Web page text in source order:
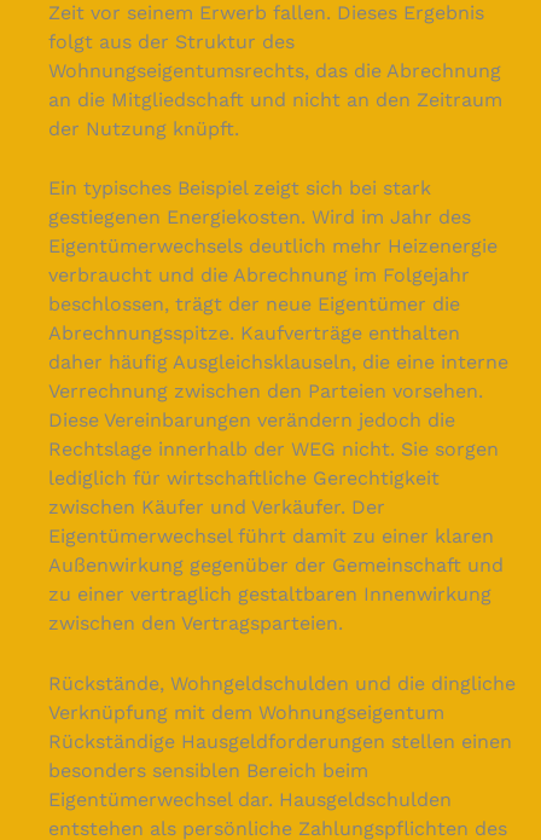
Zeit vor seinem Erwerb fallen. Dieses Ergebnis
folgt aus der Struktur des
Wohnungseigentumsrechts, das die Abrechnung
an die Mitgliedschaft und nicht an den Zeitraum
der Nutzung knüpft.
Ein typisches Beispiel zeigt sich bei stark
gestiegenen Energiekosten. Wird im Jahr des
Eigentümerwechsels deutlich mehr Heizenergie
verbraucht und die Abrechnung im Folgejahr
beschlossen, trägt der neue Eigentümer die
Abrechnungsspitze. Kaufverträge enthalten
daher häufig Ausgleichsklauseln, die eine interne
Verrechnung zwischen den Parteien vorsehen.
Diese Vereinbarungen verändern jedoch die
Rechtslage innerhalb der WEG nicht. Sie sorgen
lediglich für wirtschaftliche Gerechtigkeit
zwischen Käufer und Verkäufer. Der
Eigentümerwechsel führt damit zu einer klaren
Außenwirkung gegenüber der Gemeinschaft und
zu einer vertraglich gestaltbaren Innenwirkung
zwischen den Vertragsparteien.
Rückstände, Wohngeldschulden und die dingliche
Verknüpfung mit dem Wohnungseigentum
Rückständige Hausgeldforderungen stellen einen
besonders sensiblen Bereich beim
Eigentümerwechsel dar. Hausgeldschulden
entstehen als persönliche Zahlungspflichten des